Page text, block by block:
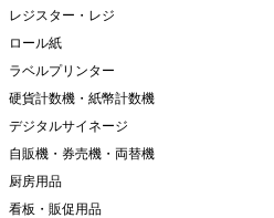
レジスター・レジ
ロール紙
ラベルプリンター
硬貨計数機・紙幣計数機
デジタルサイネージ
自販機・券売機・両替機
厨房用品
看板・販促用品